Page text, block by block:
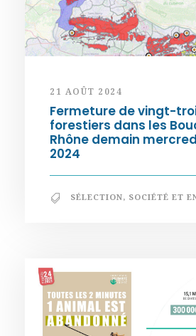
21 AOÛT 2024
Fermeture de vingt-
forestiers dans les
Rhône demain
2024
SÉLECTION, SOCIÉTÉ ET